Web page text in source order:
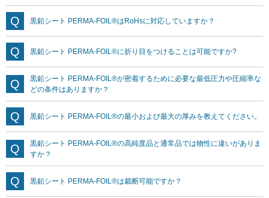
黒鉛シート PERMA-FOIL®はRoHsに対応していますか？
黒鉛シート PERMA-FOIL®に折り目をつけることは可能ですか?
黒鉛シート PERMA-FOIL®が密着するために必要な最低圧力や圧縮率な
どの条件はありますか？
黒鉛シート PERMA-FOIL®の最小および最大の厚みを教えてください。
黒鉛シート PERMA-FOIL®の高純度品と通常品では物性に違いがありま
すか？
黒鉛シート PERMA-FOIL®は裁断可能ですか？